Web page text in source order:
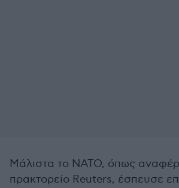
Μάλιστα το ΝΑΤΟ, όπως
πρακτορείο Reuters, έσπευσε